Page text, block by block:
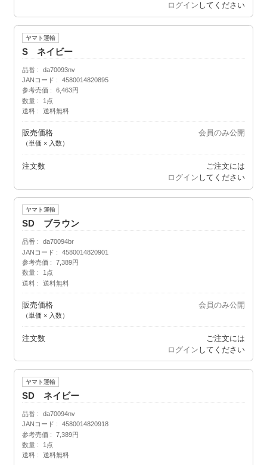
ログイン してください
ヤマト運輸
S ネイビー
品番
da70093nv
JANコード
4580014820895
参考売価
6,463円
数量
1点
送料
送料無料
販売価格
（単価 × 入数）
会員のみ公開
注文数
ご注文には
ログイン してください
ヤマト運輸
SD ブラウン
品番
da70094br
JANコード
4580014820901
参考売価
7,389円
数量
1点
送料
送料無料
販売価格
（単価 × 入数）
会員のみ公開
注文数
ご注文には
ログイン してください
ヤマト運輸
SD ネイビー
品番
da70094nv
JANコード
4580014820918
参考売価
7,389円
数量
1点
送料
送料無料